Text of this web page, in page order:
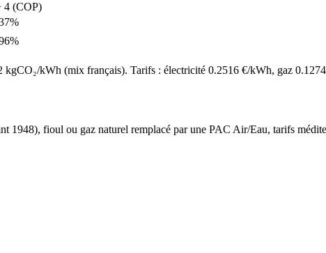
4 (COP)
%
%
kWh (mix français). Tarifs : électricité 0.2516 €/kWh, gaz 0.1274
1948), fioul ou gaz naturel remplacé par une PAC Air/Eau, tarifs